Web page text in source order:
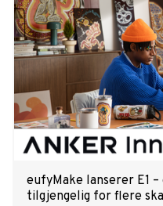
eufyMake lanserer E1
tilgjengelig for flere